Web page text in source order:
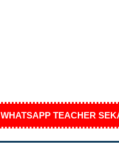
WHATSAPP TEACHER